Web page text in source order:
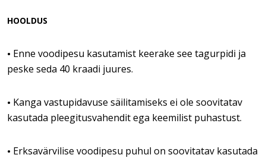
HOOLDUS
• Enne voodipesu kasutamist keerake see tagurpidi ja
peske seda 40 kraadi juures.
• Kanga vastupidavuse säilitamiseks ei ole soovitatav
kasutada pleegitusvahendit ega keemilist puhastust.
• Erksavärvilise voodipesu puhul on soovitatav kasutada